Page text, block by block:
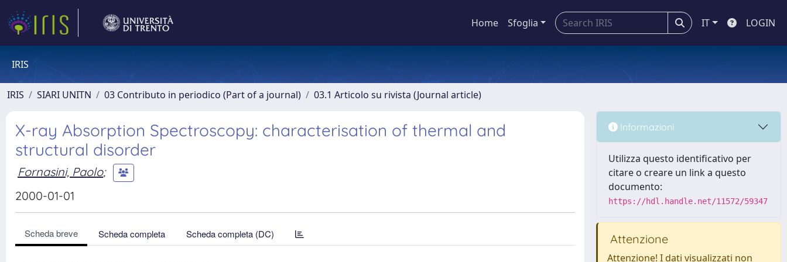
Home Sfoglia IT LOGIN
IRIS
IRIS SIARI UNITN 03 Contributo in periodico (Part of a journal) 03.1 Articolo su rivista (Journal article)
X-ray Absorption Spectroscopy: characterisation of thermal and
structural disorder
Fornasini, Paolo;
2000-01-01
Scheda breve Scheda completa Scheda completa (DC)
Informazioni
Utilizza questo identificativo per
citare o creare un link a questo
documento:
https://hdl.handle.net/11572/59347
Attenzione
Attenzione! I dati visualizzati non